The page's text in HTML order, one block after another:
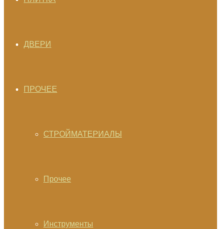
ДВЕРИ
ПРОЧЕЕ
СТРОЙМАТЕРИАЛЫ
Прочее
Инструменты